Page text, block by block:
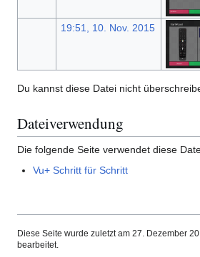
19:51, 10. Nov. 2015
Du kannst diese Datei nicht
Dateiverwendung
Die folgende Seite verwendet diese
Vu+ Schritt für Schritt
Diese Seite wurde zuletzt am 27. Dezember
bearbeitet.